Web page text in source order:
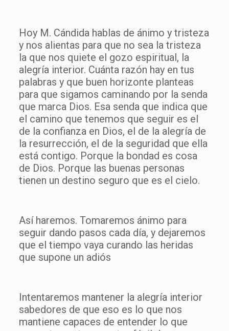
Hoy M. Cándida hablas de ánimo y tristeza
y nos alientas para que no sea la tristeza
la que nos quiete el gozo espiritual, la
alegría interior. Cuánta razón hay en tus
palabras y que buen horizonte planteas
para que sigamos caminando por la senda
que marca Dios. Esa senda que indica que
el camino que tenemos que seguir es el
de la confianza en Dios, el de la alegría de
la resurrección, el de la seguridad que ella
está contigo. Porque la bondad es cosa
de Dios. Porque las buenas personas
tienen un destino seguro que es el cielo.
Así haremos. Tomaremos ánimo para
seguir dando pasos cada día, y dejaremos
que el tiempo vaya curando las heridas
que supone un adiós
Intentaremos mantener la alegría interior
sabedores de que eso es lo que nos
mantiene capaces de entender lo que